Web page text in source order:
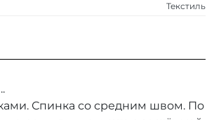
Текстиль
Спинка со средним швом. По